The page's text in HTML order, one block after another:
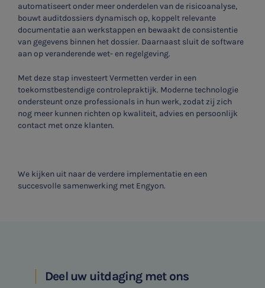
automatiseert onder meer onderdelen van de risicoanalyse,
bouwt auditdossiers dynamisch op, koppelt relevante
documentatie aan werkstappen en bewaakt de consistentie
van gegevens binnen het dossier. Daarnaast sluit de software
aan op veranderende wet- en regelgeving.
Met deze stap investeert Vermetten verder in een
toekomstbestendige controlepraktijk. Moderne technologie
ondersteunt onze professionals in hun werk, zodat zij zich
nog meer kunnen richten op kwaliteit, advies en persoonlijk
contact met onze klanten.
We kijken uit naar de verdere implementatie en een
succesvolle samenwerking met Engyon.
Deel uw uitdaging met ons